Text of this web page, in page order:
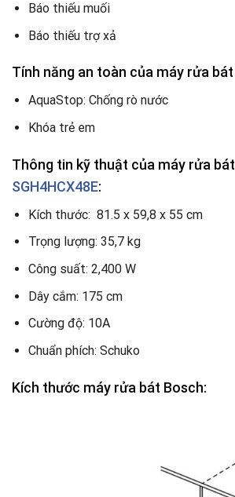
Báo thiếu muối
Báo thiếu trợ xả
Tính năng an toàn của máy rửa bát
AquaStop: Chống rò nước
Khóa trẻ em
Thông tin kỹ thuật của máy rửa bát
SGH4HCX48E:
Kích thước: 81.5 x 59,8 x 55 cm
Trọng lượng: 35,7 kg
Công suất: 2,400 W
Dây cắm: 175 cm
Cường độ: 10A
Chuẩn phích: Schuko
Kích thước máy rửa bát Bosch: